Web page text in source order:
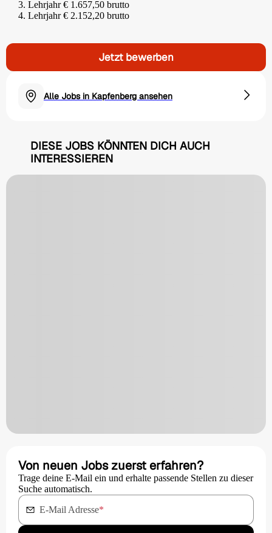
3. Lehrjahr € 1.657,50 brutto
4. Lehrjahr € 2.152,20 brutto
Jetzt bewerben
Alle Jobs in Kapfenberg ansehen
DIESE JOBS KÖNNTEN DICH AUCH
INTERESSIEREN
Von neuen Jobs zuerst erfahren?
Trage deine E-Mail ein und erhalte passende Stellen zu dieser
Suche automatisch.
E-Mail Adresse*